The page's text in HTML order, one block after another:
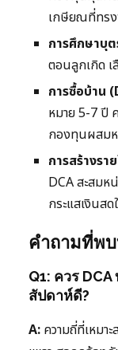
เกษียณที่ทร
การศึกษาบุ
ตอนลูกเกิด เ
การซื้อบ้าน
หมาย 5-7 ปี
กองทุนผสม
การสร้างร
DCA สะสม
กระแสเงินส
คำถามที่พบ
Q1: ควร
สัปดาห์ดี?
A: ความถี่ที่เหม